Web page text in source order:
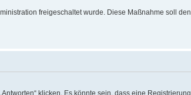
freigeschaltet wurde. Diese Maßnahme soll den
klicken. Es könnte sein, dass eine Registrierung